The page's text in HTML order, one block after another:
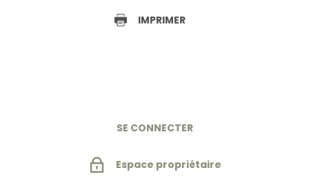
IMPRIMER
SE CONNECTER
Espace propriétaire